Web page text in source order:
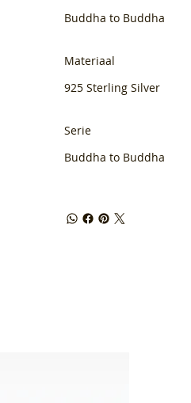
Buddha to Buddha
Materiaal
925 Sterling Silver
Serie
Buddha to Buddha